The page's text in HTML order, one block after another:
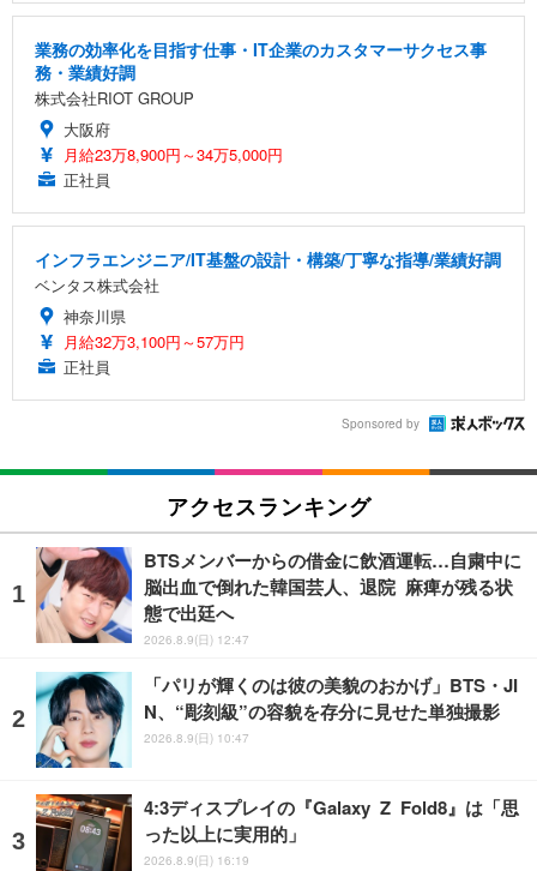
業務の効率化を目指す仕事・IT企業のカスタマーサクセス事
務・業績好調
株式会社RIOT GROUP
大阪府
月給23万8,900円～34万5,000円
正社員
インフラエンジニア/IT基盤の設計・構築/丁寧な指導/業績好調
ベンタス株式会社
神奈川県
月給32万3,100円～57万円
正社員
Sponsored by
アクセスランキング
BTSメンバーからの借金に飲酒運転…自粛中に
脳出血で倒れた韓国芸人、退院 麻痺が残る状
態で出廷へ
2026.8.9(日) 12:47
「パリが輝くのは彼の美貌のおかげ」BTS・JI
N、“彫刻級”の容貌を存分に見せた単独撮影
2026.8.9(日) 10:47
4:3ディスプレイの『Galaxy Z Fold8』は「思
った以上に実用的」
2026.8.9(日) 16:19